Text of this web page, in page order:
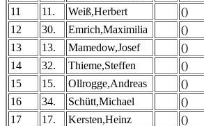
11
11. Weiß,Herbert ()
12
30. Emrich,Maximilia ()
13
13. Mamedow,Josef ()
14
32. Thieme,Steffen ()
15
15. Ollrogge,Andreas ()
16
34. Schütt,Michael ()
17
17. Kersten,Heinz ()